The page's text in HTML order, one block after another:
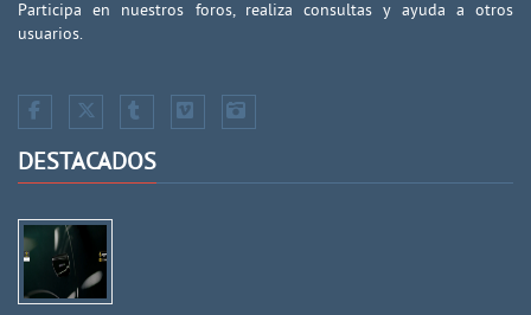
Participa en nuestros foros, realiza consultas y ayuda a otros
usuarios.
DESTACADOS